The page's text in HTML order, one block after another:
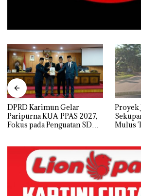
DPRD Karimun Gelar
Paripurna KUA-PPAS 2027,
Fokus pada Penguatan SDM,
Proyek
Mulus